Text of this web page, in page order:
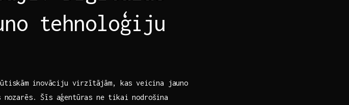
tehnoloģiju
inovāciju virzītājām, kas veicina​ jauno
Šīs​ aģentūras ⁣ne tikai nodrošina